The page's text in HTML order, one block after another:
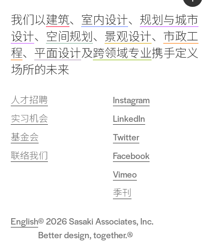
我们以建筑、 室内设计、 规划与城市
设计、 空间规划 、 景观设计、 市政工
程、 平面设计及跨领域专业携手定义
场所的未来
人才招聘
实习机会
基金会
联络我们
Instagram
LinkedIn
Twitter
Facebook
Vimeo
季刊
© 2026 Sasaki Associates, Inc.
Better design, together.®
English
Back
to
top